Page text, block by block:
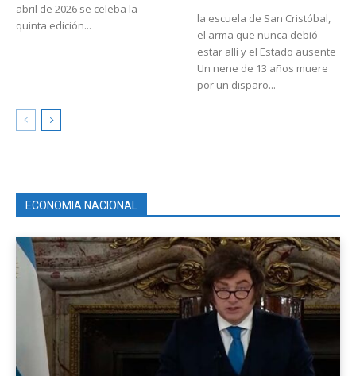
abril de 2026 se celeba la
quinta edición...
la escuela de San Cristóbal,
el arma que nunca debió
estar allí y el Estado ausente
Un nene de 13 años muere
por un disparo...
ECONOMIA NACIONAL